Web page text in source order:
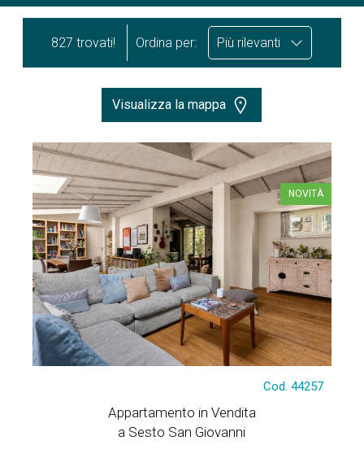
827 trovati! Ordina per: Più rilevanti
Visualizza la mappa
NOVITÀ
Cod. 44257
Appartamento in Vendita
a Sesto San Giovanni